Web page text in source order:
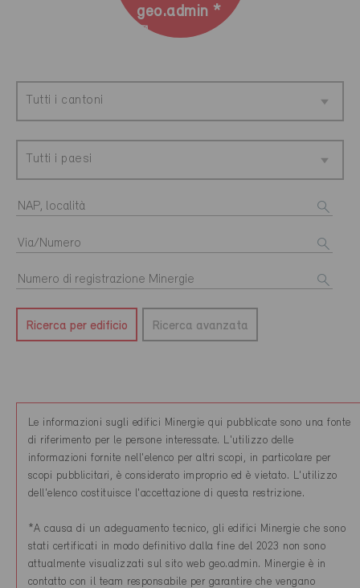
geo.admin *
Tutti i cantoni
Tutti i paesi
Ricerca per edificio Ricerca avanzata
Le informazioni sugli edifici Minergie qui pubblicate sono una fonte
di riferimento per le persone interessate. L'utilizzo delle
informazioni fornite nell'elenco per altri scopi, in particolare per
scopi pubblicitari, è considerato improprio ed è vietato. L'utilizzo
dell'elenco costituisce l'accettazione di questa restrizione.
*A causa di un adeguamento tecnico, gli edifici Minergie che sono
stati certificati in modo definitivo dalla fine del 2023 non sono
attualmente visualizzati sul sito web geo.admin. Minergie è in
contatto con il team responsabile per garantire che vengano